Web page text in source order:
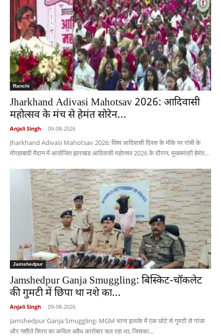
Ranchi
Jharkhand Adivasi Mahotsav 2026: आदिवासी
महोत्सव के मंच से हेमंत सोरेन...
Anjali Singh - 09-08-2026
Jharkhand Adivasi Mahotsav 2026: विश्व आदिवासी दिवस के मौके पर रांची के
मोरहाबादी मैदान में आयोजित झारखंड आदिवासी महोत्सव 2026 के दौरान, मुख्यमंत्री हेमंत...
Jamshedpur
Jamshedpur Ganja Smuggling: बिस्किट-चॉकलेट
की गुमटी में छिपा था नशे का...
Anjali Singh - 09-08-2026
Jamshedpur Ganja Smuggling: MGM थाना इलाके में एक छोटे से गुमटी से गांजा
और नशीले सिरप का कथित अवैध कारोबार चल रहा था, जिसका...